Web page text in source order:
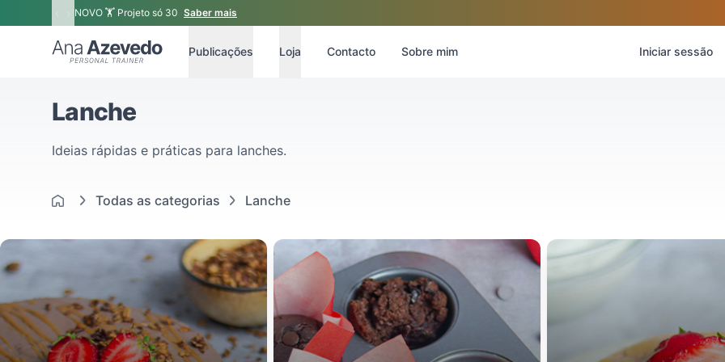
NOVO 🏋 Projeto só 30 Saber mais
Ana Azevedo Publicações Loja Contacto Sobre mim Iniciar sessão
Lanche
Ideias rápidas e práticas para lanches.
Todas as categorias Lanche